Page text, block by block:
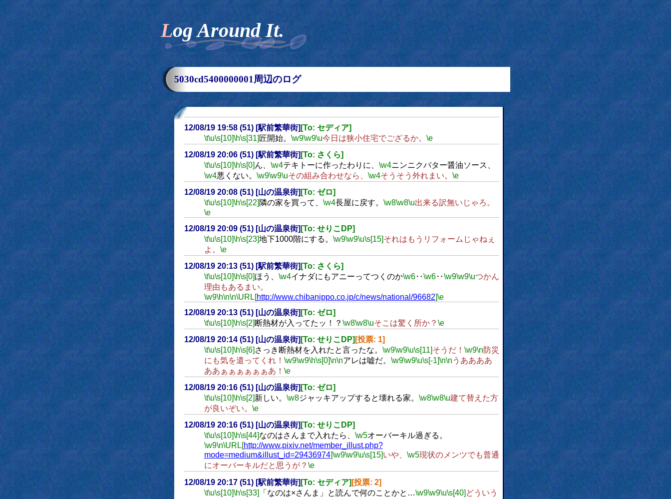
Log Around It.
5030cd5400000001周辺のログ
12/08/19 19:58 (51) [駅前繁華街] [To: セディア]
\t\u\s[10]\h\s[31] 匠開始。 \w9\w9\u今日は狭小住宅でござるか。 \e
12/08/19 20:06 (51) [駅前繁華街] [To: さくら]
\t\u\s[10]\h\s[0] ん、 \w4テキトーに作ったわりに、 \w4ニンニクバター醤油ソース、
\w4悪くない。 \w9\w9\uその組み合わせなら、 \w4そうそう外れまい。 \e
12/08/19 20:08 (51) [山の温泉街] [To: ゼロ]
\t\u\s[10]\h\s[22] 隣の家を買って、 \w4長屋に戻す。 \w8\w8\u出来る訳無いじゃろ。
\e
12/08/19 20:09 (51) [山の温泉街] [To: せりこDP]
\t\u\s[10]\h\s[23]地下1000階にする。 \w9\w9\u\s[15]それはもうリフォームじゃねぇ
よ。 \e
12/08/19 20:13 (51) [駅前繁華街] [To: さくら]
\t\u\s[10]\h\s[0]ほう、 \w4イナダにもアニーってつくのか\w6‥\w6‥\w9\w9\uつかん
理由もあるまい。
\w9\h\n\n\URL[http://www.chibanippo.co.jp/c/news/national/96682]\e
12/08/19 20:13 (51) [山の温泉街] [To: ゼロ]
\t\u\s[10]\h\s[2] 断熱材が入ってたッ！？ \w8\w8\uそこは驚く所か？ \e
12/08/19 20:14 (51) [山の温泉街] [To: せりこDP] [投票: 1]
\t\u\s[10]\h\s[6] さっき断熱材を入れたと言ったな。 \w9\w9\u\s[11]そうだ！ \w9\n防災
にも気を遣ってくれ！ \w9\w9\h\s[0]\n\nアレは嘘だ。 \w9\w9\u\s[-1]\n\n うああああ
ああぁぁぁぁぁぁあ！ \e
12/08/19 20:16 (51) [山の温泉街] [To: ゼロ]
\t\u\s[10]\h\s[2]新しい。 \w8ジャッキアップすると壊れる家。 \w8\w8\u建て替えた方
が良いぞい。 \e
12/08/19 20:16 (51) [山の温泉街] [To: せりこDP]
\t\u\s[10] \h\s[44] なのはさんまで入れたら、 \w5オーバーキル過ぎる。
\w9\n\URL[ http://www.pixiv.net/member_illust.php?
mode=medium&illust_id=29436974] \w9\w9\u\s[15] いや、 \w5現状のメンツでも普通
にオーバーキルだと思うが？ \e
12/08/19 20:17 (51) [駅前繁華街] [To: セディア] [投票: 2]
\t\u\s[10]\h\s[33] 「なのは×さんま」と読んで何のことかと…\w9\w9\u\s[40] どういう